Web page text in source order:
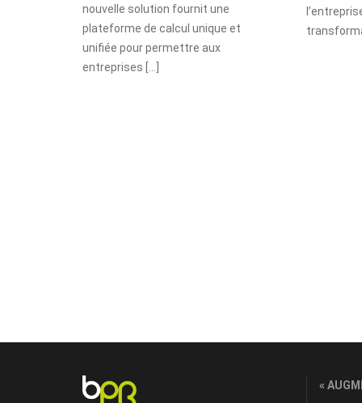
nouvelle solution fournit une
plateforme de calcul unique et
unifiée pour permettre aux
entreprises […]
«